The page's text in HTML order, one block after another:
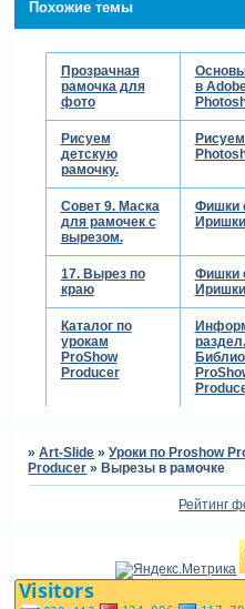
Похожие темы
Прозрачная
рамочка для
фото
в
Рисуем
детскую
рамочку.
Совет 9. Маска
для рамочек с
вырезом.
Фишки
Иришки
17. Вырез по
краю
Фишки
Иришки
Каталог по
урокам
ProShow
Producer
раздел.
»Art-Slide »Уроки по Proshow
Producer » Вырезы в рамочке
Рейтинг